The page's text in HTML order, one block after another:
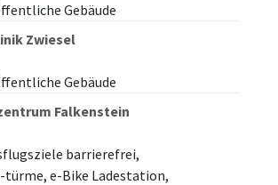
Gebäude
Zwiesel
Gebäude
Falkenstein
barrierefrei,
e-Bike Ladestation,